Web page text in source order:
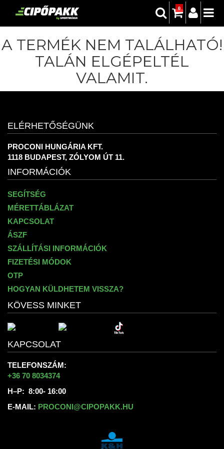
0
A TERMÉK NEM TALÁLHATÓ!
TALÁN ELGÉPELTÉL
VALAMIT.
ELÉRHETŐSÉGÜNK
PROCONI HUNGÁRIA KFT.
1118 BUDAPEST, ZÓLYOM ÚT 11.
INFORMÁCIÓK
SEGÍTSÉG
MÉRETTÁBLÁZAT
KAPCSOLAT
ÁSZF
SZÁLLÍTÁSI INFORMÁCIÓK
FIZETÉSI MÓDOK
OTP
HOGYAN KÜLDHETEM VISSZA?
KÖVESS MINKET
KAPCSOLAT
TELEFONSZÁM:
+36 70 8034374
H–P: 8:00- 16:00
E-MAIL: PROCONI@CIPOPAKK.HU